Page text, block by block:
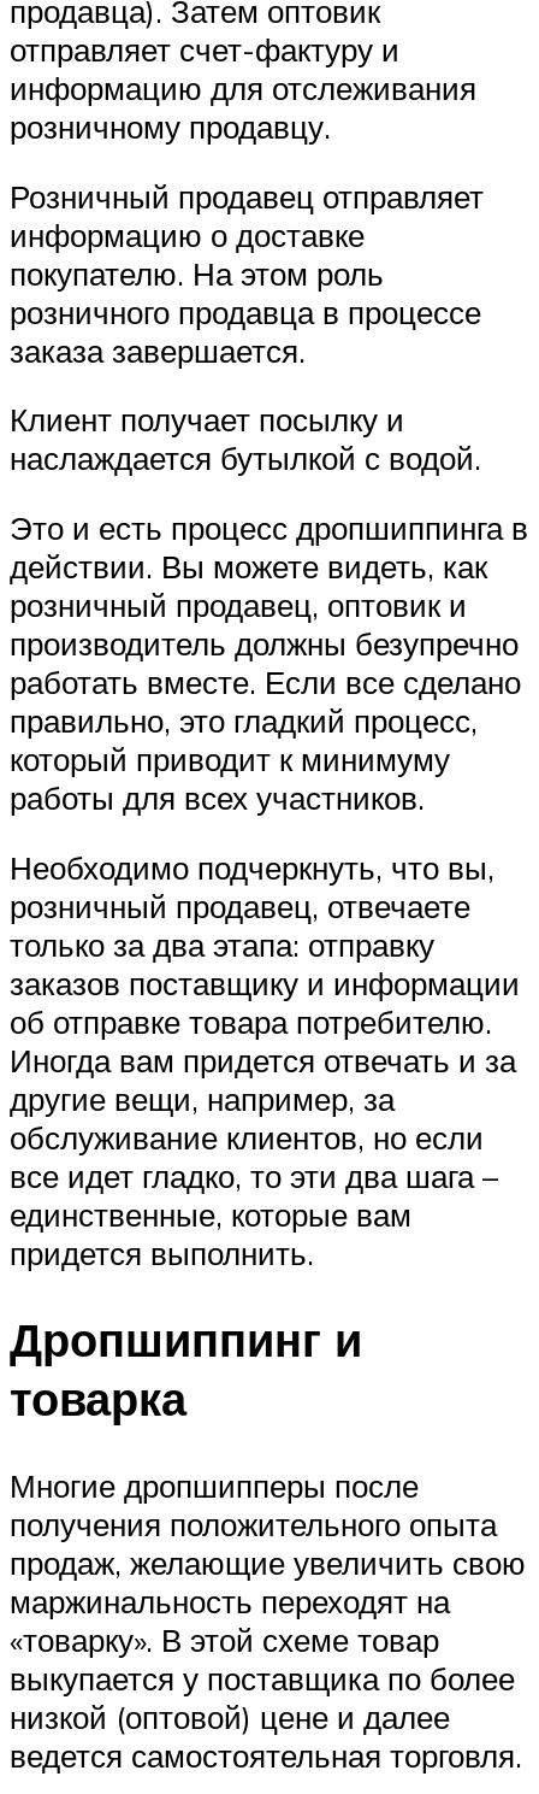
продавца). Затем оптовик
отправляет счет-фактуру и
информацию для отслеживания
розничному продавцу.
Розничный продавец отправляет
информацию о доставке
покупателю. На этом роль
розничного продавца в процессе
заказа завершается.
Клиент получает посылку и
наслаждается бутылкой с водой.
Это и есть процесс дропшиппинга в
действии. Вы можете видеть, как
розничный продавец, оптовик и
производитель должны безупречно
работать вместе. Если все сделано
правильно, это гладкий процесс,
который приводит к минимуму
работы для всех участников.
Необходимо подчеркнуть, что вы,
розничный продавец, отвечаете
только за два этапа: отправку
заказов поставщику и информации
об отправке товара потребителю.
Иногда вам придется отвечать и за
другие вещи, например, за
обслуживание клиентов, но если
все идет гладко, то эти два шага –
единственные, которые вам
придется выполнить.
Дропшиппинг и
товарка
Многие дропшипперы после
получения положительного опыта
продаж, желающие увеличить свою
маржинальность переходят на
«товарку». В этой схеме товар
выкупается у поставщика по более
низкой (оптовой) цене и далее
ведется самостоятельная торговля.